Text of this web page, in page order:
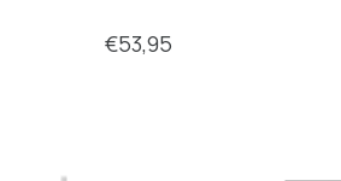
€53,95